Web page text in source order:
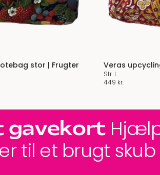
stor | Frugter Veras
Str. L
449 kr.
gavekort
til et brugt skub